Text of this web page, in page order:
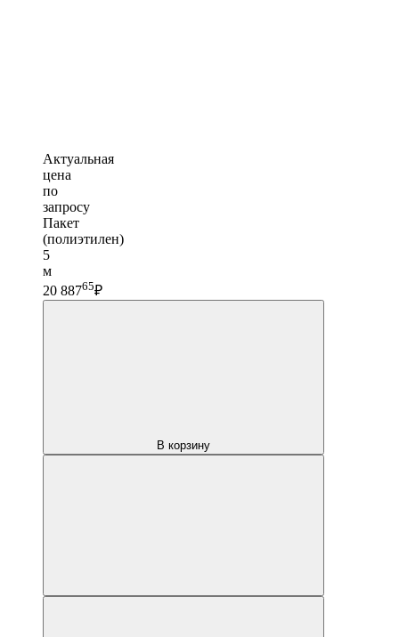
Актуальная
цена
по
запросу
Пакет
(полиэтилен)
5
м
20 88765₽
В корзину